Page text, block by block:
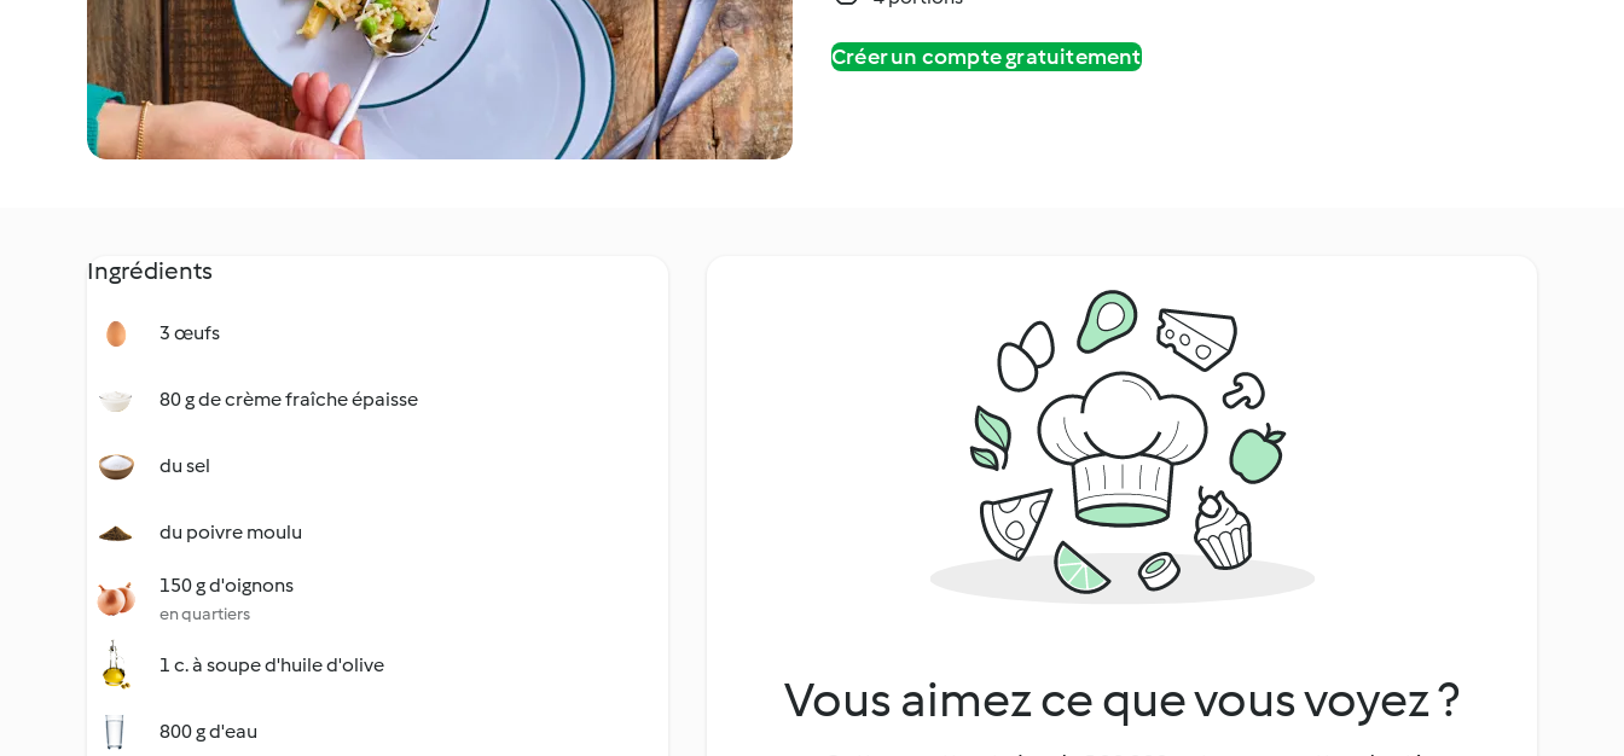
Créer un compte gratuitement
Ingrédients
3 œufs
80 g de crème fraîche épaisse
du sel
du poivre moulu
150 g d'oignons
en quartiers
1 c. à soupe d'huile d'olive
800 g d'eau
Vous aimez ce que vous voyez ?